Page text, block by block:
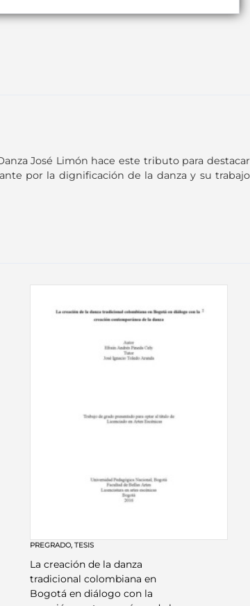
José Limón hace este tributo para destacar
por la dignificación de la danza y su trabajo
PREGRADO,TESIS
La creación de la danza
tradicional colombiana en
Bogotá en diálogo con la